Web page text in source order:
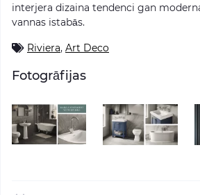
interjera dizaina tendenci gan
vannas istabās.
Riviera, Art Deco
Fotogrāfijas